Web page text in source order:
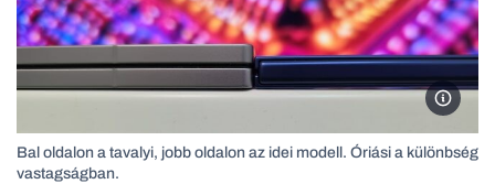
Bal
Bal oldalon a tavalyi, jobb oldalon az idei modell. Óriási a különbség
vastagságban.